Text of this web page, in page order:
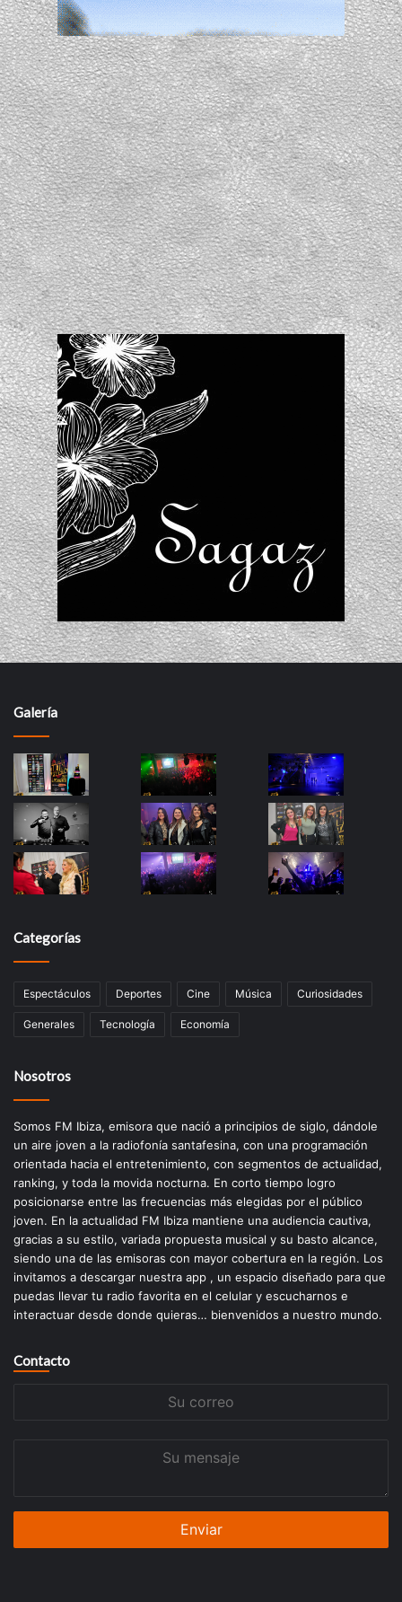
Galería
Categorías
Espectáculos Deportes Cine Música Curiosidades
Generales Tecnología Economía
Nosotros
Somos FM Ibiza, emisora que nació a principios de siglo, dándole
un aire joven a la radiofonía santafesina, con una programación
orientada hacia el entretenimiento, con segmentos de actualidad,
ranking, y toda la movida nocturna. En corto tiempo logro
posicionarse entre las frecuencias más elegidas por el público
joven. En la actualidad FM Ibiza mantiene una audiencia cautiva,
gracias a su estilo, variada propuesta musical y su basto alcance,
siendo una de las emisoras con mayor cobertura en la región. Los
invitamos a descargar nuestra app , un espacio diseñado para que
puedas llevar tu radio favorita en el celular y escucharnos e
interactuar desde donde quieras… bienvenidos a nuestro mundo.
Contacto